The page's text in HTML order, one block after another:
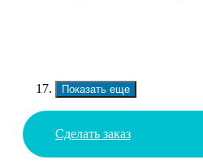
Показать еще
Сделать заказ